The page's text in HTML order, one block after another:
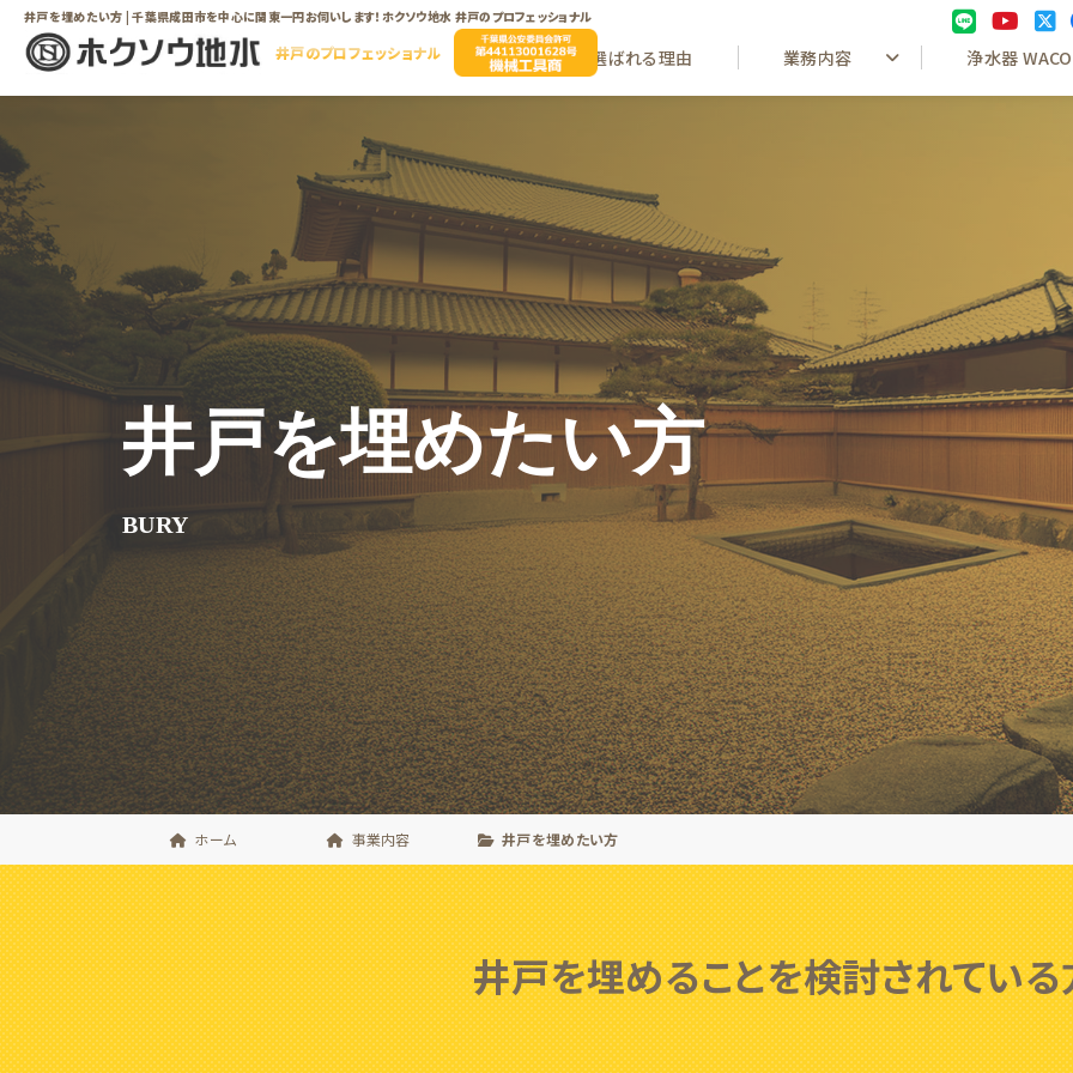
井戸を埋めたい方 | 千葉県成田市を中心に関東一円お伺いします！ホクソウ地水 井戸のプロフェッショナル
井戸のプロフェッショナル 選ばれる理由 業務内容 浄水器
井戸を埋めたい方
ホーム 事業内容 井戸を埋めたい方
井戸を埋めることを検討されてい